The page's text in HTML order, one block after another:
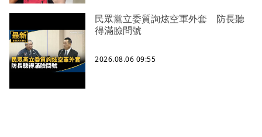
民眾黨立委質詢炫空軍外套 防長聽
得滿臉問號
2026.08.06 09:55